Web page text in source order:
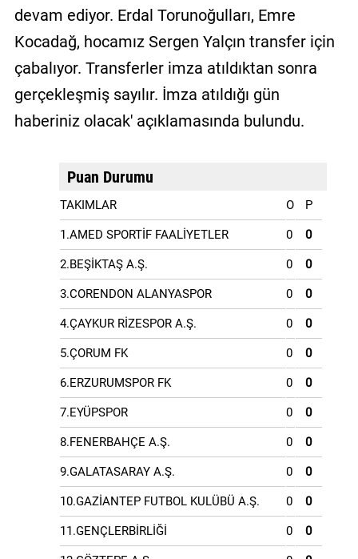
devam ediyor. Erdal Torunoğulları, Emre
Kocadağ, hocamız Sergen Yalçın transfer için
çabalıyor. Transferler imza atıldıktan sonra
gerçekleşmiş sayılır. İmza atıldığı gün
haberiniz olacak' açıklamasında bulundu.
Puan Durumu
TAKIMLAR O P
1.AMED SPORTİF FAALİYETLER 0 0
2.BEŞİKTAŞ A.Ş. 0 0
3.CORENDON ALANYASPOR 0 0
4.ÇAYKUR RİZESPOR A.Ş. 0 0
5.ÇORUM FK 0 0
6.ERZURUMSPOR FK 0 0
7.EYÜPSPOR 0 0
8.FENERBAHÇE A.Ş. 0 0
9.GALATASARAY A.Ş. 0 0
10.GAZİANTEP FUTBOL KULÜBÜ A.Ş. 0 0
11.GENÇLERBİRLİĞİ 0 0